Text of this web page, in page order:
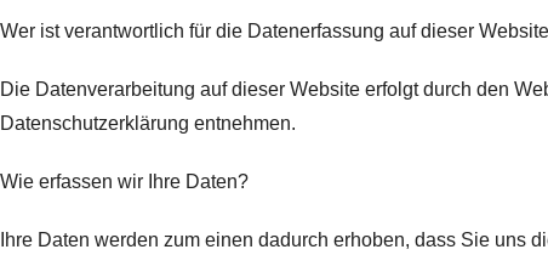
Wer ist verantwortlich für die Datenerfassung auf dieser
Die Datenverarbeitung auf dieser Website erfolgt durch den
Datenschutzerklärung entnehmen.
Wie erfassen wir Ihre Daten?
Ihre Daten werden zum einen dadurch erhoben, dass Sie uns